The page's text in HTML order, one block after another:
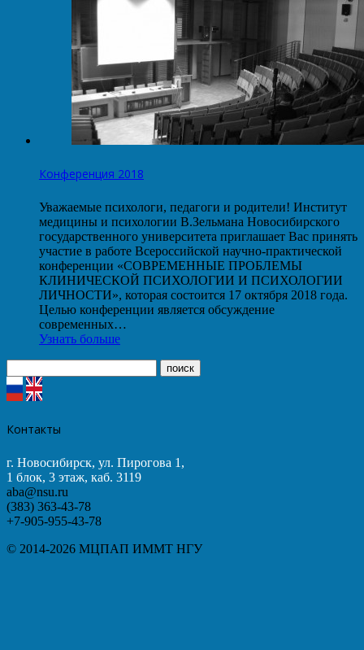
Конференция 2018
Уважаемые психологи, педагоги и родители! Институт
медицины и психологии В.Зельмана Новосибирского
государственного университета приглашает Вас принять
участие в работе Всероссийской научно-практической
конференции «СОВРЕМЕННЫЕ ПРОБЛЕМЫ
КЛИНИЧЕСКОЙ ПСИХОЛОГИИ И ПСИХОЛОГИИ
ЛИЧНОСТИ», которая состоится 17 октября 2018 года.
Целью конференции является обсуждение
современных…
Узнать больше
Контакты
г. Новосибирск, ул. Пирогова 1,
1 блок, 3 этаж, каб. 3119
aba@nsu.ru
(383) 363-43-78
+7-905-955-43-78
© 2014-2026 МЦПАП ИММТ НГУ